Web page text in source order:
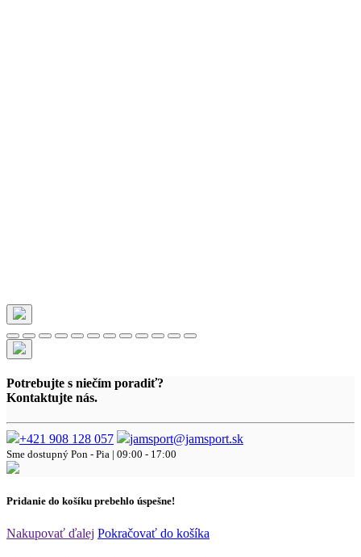
Potrebujte s niečím poradiť?
Kontaktujte nás.
+421 908 128 057 jamsport@jamsport.sk
Sme dostupný Pon - Pia | 09:00 - 17:00
Pridanie do košíku prebehlo úspešne!
Nakupovať ďalej Pokračovať do košíka